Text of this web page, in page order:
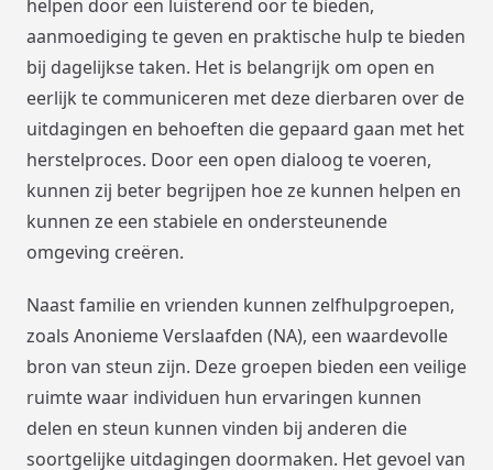
helpen door een luisterend oor te bieden,
aanmoediging te geven en praktische hulp te bieden
bij dagelijkse taken. Het is belangrijk om open en
eerlijk te communiceren met deze dierbaren over de
uitdagingen en behoeften die gepaard gaan met het
herstelproces. Door een open dialoog te voeren,
kunnen zij beter begrijpen hoe ze kunnen helpen en
kunnen ze een stabiele en ondersteunende
omgeving creëren.
Naast familie en vrienden kunnen zelfhulpgroepen,
zoals Anonieme Verslaafden (NA), een waardevolle
bron van steun zijn. Deze groepen bieden een veilige
ruimte waar individuen hun ervaringen kunnen
delen en steun kunnen vinden bij anderen die
soortgelijke uitdagingen doormaken. Het gevoel van